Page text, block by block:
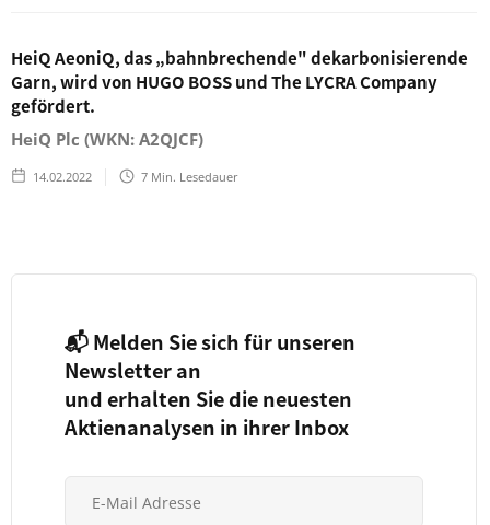
HeiQ AeoniQ, das „bahnbrechende" dekarbonisierende
Garn, wird von HUGO BOSS und The LYCRA Company
gefördert.
HeiQ Plc (WKN: A2QJCF)
14.02.2022 7 Min. Lesedauer
📬 Melden Sie sich für unseren
Newsletter an
und erhalten Sie die neuesten
Aktienanalysen in ihrer Inbox